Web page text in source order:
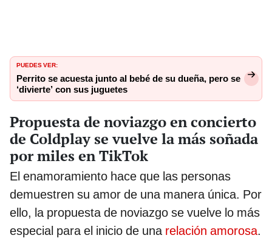
PUEDES VER:
Perrito se acuesta junto al bebé de su dueña, pero se
‘divierte’ con sus juguetes
Propuesta de noviazgo en concierto
de Coldplay se vuelve la más soñada
por miles en TikTok
El enamoramiento hace que las personas
demuestren su amor de una manera única. Por
ello, la propuesta de noviazgo se vuelve lo más
especial para el inicio de una relación amorosa.